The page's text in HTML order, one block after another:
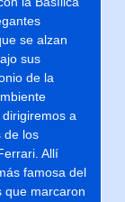
se alzan
sus
de la
a
de los
Allí
famosa del
que marcaron